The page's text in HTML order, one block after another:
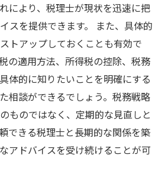
により、税理士が現状を迅速に把
スを提供できます。 また、具体的
トアップしておくことも有効で
の適用方法、所得税の控除、税務
体的に知りたいことを明確にする
相談ができるでしょう。税務戦略
ものではなく、定期的な見直しと
できる税理士と長期的な関係を築
アドバイスを受け続けることが可